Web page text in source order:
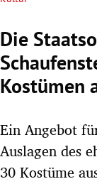
Untermenü
Untermenü
Die
Kostümen
Ein Angebot
Auslagen des
30 Kostüme